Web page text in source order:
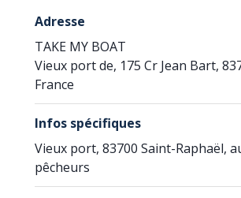
Adresse
TAKE MY BOAT
Vieux port de, 175 Cr Jean Bart,
France
Infos spécifiques
Vieux port, 83700 Saint-Raphaël,
pêcheurs